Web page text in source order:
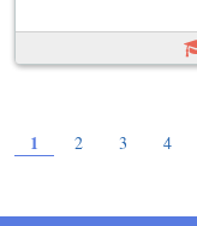
1 Page
2 Page
3 Page
4